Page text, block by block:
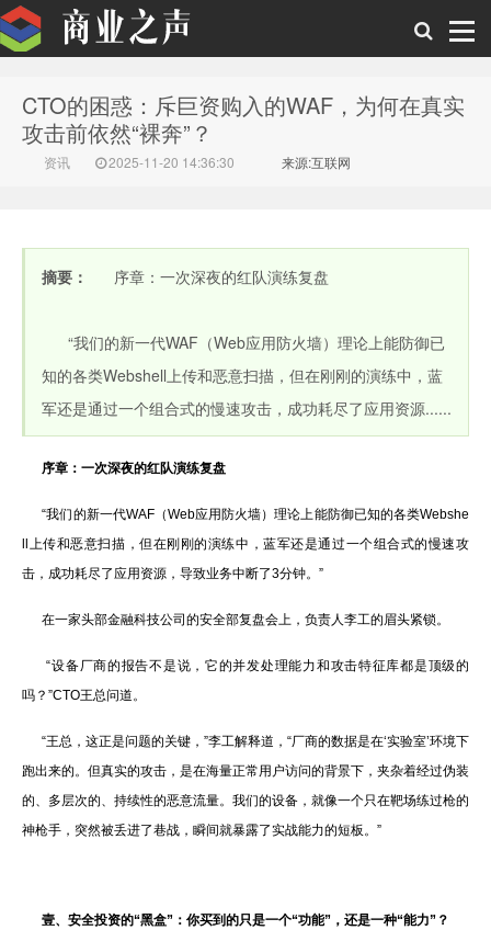
商业之声
CTO的困惑：斥巨资购入的WAF，为何在真实
攻击前依然“裸奔”？
资讯 2025-11-20 14:36:30 来源:互联网
摘要： 序章：一次深夜的红队演练复盘
“我们的新一代WAF（Web应用防火墙）理论上能防御已
知的各类Webshell上传和恶意扫描，但在刚刚的演练中，蓝
军还是通过一个组合式的慢速攻击，成功耗尽了应用资源......
序章：一次深夜的红队演练复盘
“我们的新一代WAF（Web应用防火墙）理论上能防御已知的各类Webshe
ll上传和恶意扫描，但在刚刚的演练中，蓝军还是通过一个组合式的慢速攻
击，成功耗尽了应用资源，导致业务中断了3分钟。”
在一家头部金融科技公司的安全部复盘会上，负责人李工的眉头紧锁。
“设备厂商的报告不是说，它的并发处理能力和攻击特征库都是顶级的
吗？”CTO王总问道。
“王总，这正是问题的关键，”李工解释道，“厂商的数据是在‘实验室’环境下
跑出来的。但真实的攻击，是在海量正常用户访问的背景下，夹杂着经过伪装
的、多层次的、持续性的恶意流量。我们的设备，就像一个只在靶场练过枪的
神枪手，突然被丢进了巷战，瞬间就暴露了实战能力的短板。”
壹、 安全投资的“黑盒”：你买到的只是一个“功能”，还是一种“能力”？